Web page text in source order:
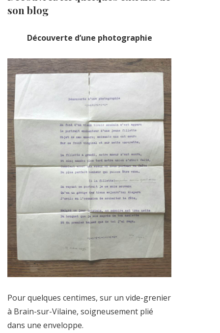
son blog
Découverte d’une photographie
Pour quelques centimes, sur un vide-grenier
à Brain-sur-Vilaine, soigneusement plié
dans une enveloppe.